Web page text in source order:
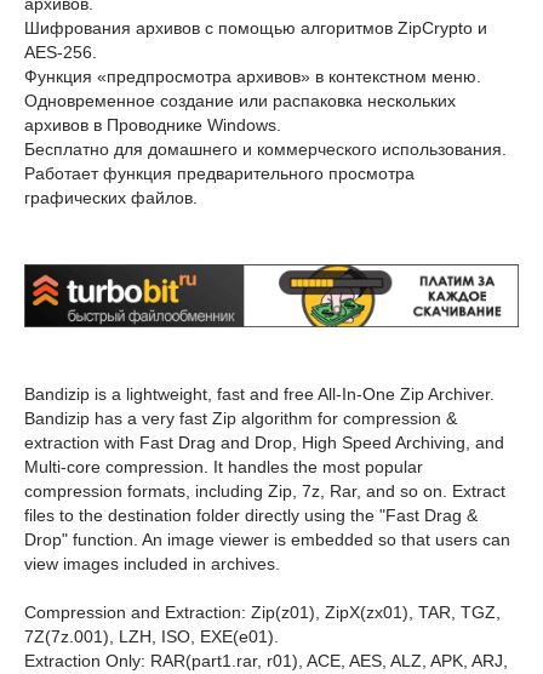
Шифрования архивов с помощью алгоритмов ZipCrypto и
AES-256.
Функция «предпросмотра архивов» в контекстном меню.
Одновременное создание или распаковка нескольких
архивов в Проводнике Windows.
Бесплатно для домашнего и коммерческого использования.
Работает функция предварительного просмотра
графических файлов.
Bandizip is a lightweight, fast and free All-In-One Zip Archiver.
Bandizip has a very fast Zip algorithm for compression &
extraction with Fast Drag and Drop, High Speed Archiving, and
Multi-core compression. It handles the most popular
compression formats, including Zip, 7z, Rar, and so on. Extract
files to the destination folder directly using the "Fast Drag &
Drop" function. An image viewer is embedded so that users can
view images included in archives.
Compression and Extraction: Zip(z01), ZipX(zx01), TAR, TGZ,
7Z(7z.001), LZH, ISO, EXE(e01).
Extraction Only: RAR(part1.rar, r01), ACE, AES, ALZ, APK, ARJ,